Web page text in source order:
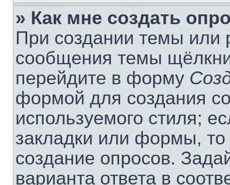
» Как мне создать
При создании темы или
сообщения темы
перейдите в форму
формой для создания
используемого стиля;
закладки или формы,
создание опросов.
варианта ответа в